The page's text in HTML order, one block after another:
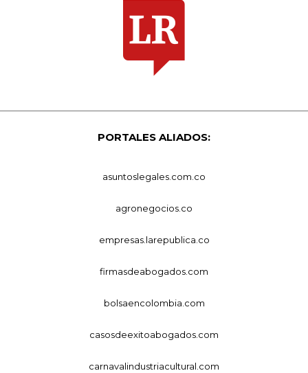
PORTALES ALIADOS:
asuntoslegales.com.co
agronegocios.co
empresas.larepublica.co
firmasdeabogados.com
bolsaencolombia.com
casosdeexitoabogados.com
carnavalindustriacultural.com